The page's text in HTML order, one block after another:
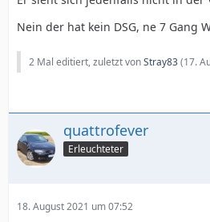
Nein der hat kein DSG, ne 7 Gang
2 Mal editiert, zuletzt vonStray83(17.
quattrofever
Erleuchteter
18. August 2021 um 07:52